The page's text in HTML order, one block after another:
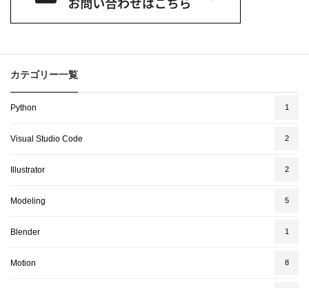
カテゴリー一覧
Python 1
Visual Studio Code 2
Illustrator 2
Modeling 5
Blender 1
Motion 8